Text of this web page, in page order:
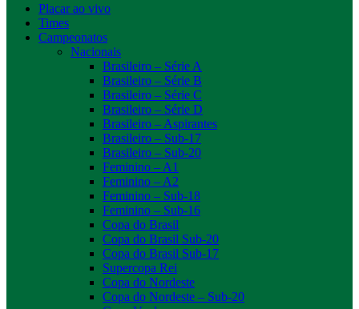
Placar ao vivo
Times
Campeonatos
Nacionais
Brasileiro – Série A
Brasileiro – Série B
Brasileiro – Série C
Brasileiro – Série D
Brasileiro – Aspirantes
Brasileiro – Sub-17
Brasileiro – Sub-20
Feminino – A1
Feminino – A2
Feminino – Sub-18
Feminino – Sub-16
Copa do Brasil
Copa do Brasil Sub-20
Copa do Brasil Sub-17
Supercopa Rei
Copa do Nordeste
Copa do Nordeste – Sub-20